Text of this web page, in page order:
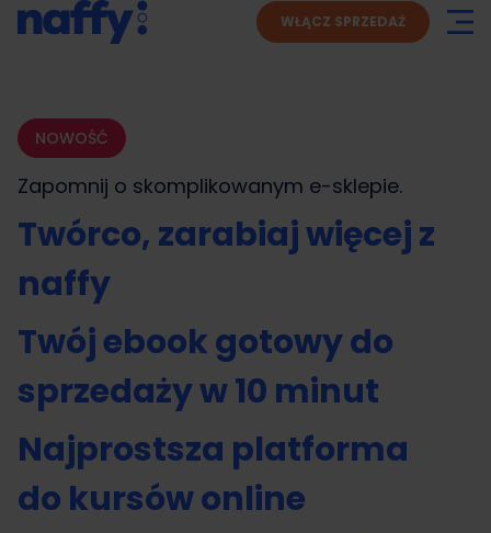
WŁĄCZ SPRZEDAŻ
NOWOŚĆ
Zapomnij o skomplikowanym e-sklepie.
Twórco, zarabiaj więcej z
naffy
Twój ebook gotowy do
sprzedaży w 10 minut
Najprostsza platforma
do kursów online